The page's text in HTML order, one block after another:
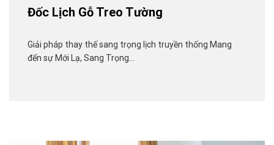
Đốc Lịch Gỗ Treo Tường
Giải pháp thay thế sang trọng lịch truyền thống Mang
đến sự Mới Lạ, Sang Trọng…